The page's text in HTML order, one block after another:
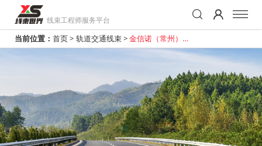
线束工程师服务平台
当前位置： 首页> 轨道交通线束>金信诺（常州）轨
道信号系统科技有